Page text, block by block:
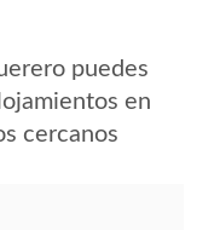
puedes
en
cercanos